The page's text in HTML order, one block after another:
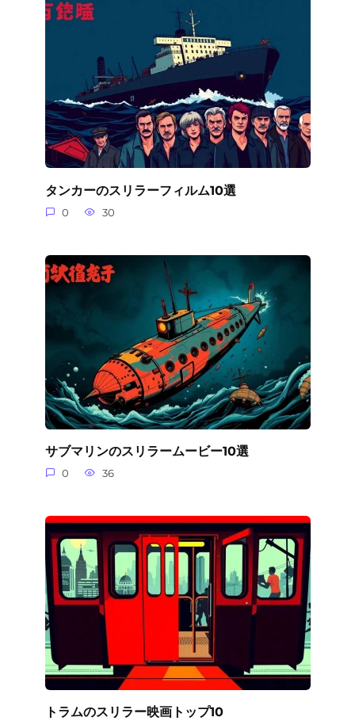
タンカーのスリラーフィルム10選
0 30
サブマリンのスリラームービー10選
0 36
トラムのスリラー映画トップ10